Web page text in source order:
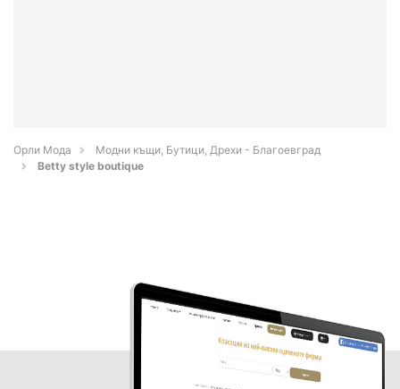
Орли Мода
Модни къщи, Бутици, Дрехи - Благоевград
Betty style boutique